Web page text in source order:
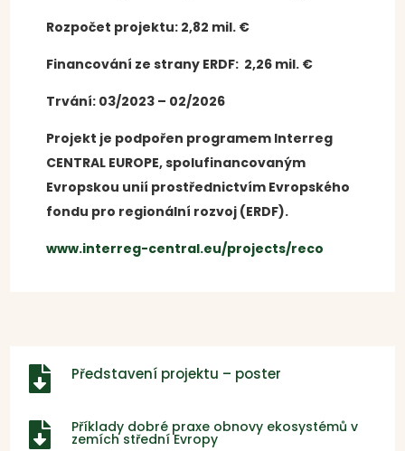
Rozpočet projektu: 2,82 mil. €
Financování ze strany ERDF: 2,26 mil. €
Trvání: 03/2023 – 02/2026
Projekt je podpořen programem Interreg
CENTRAL EUROPE, spolufinancovaným
Evropskou unií prostřednictvím Evropského
fondu pro regionální rozvoj (ERDF).
www.interreg-central.eu/projects/reco
 Představení projektu – poster
 Příklady dobré praxe obnovy ekosystémů v
zemích střední Evropy